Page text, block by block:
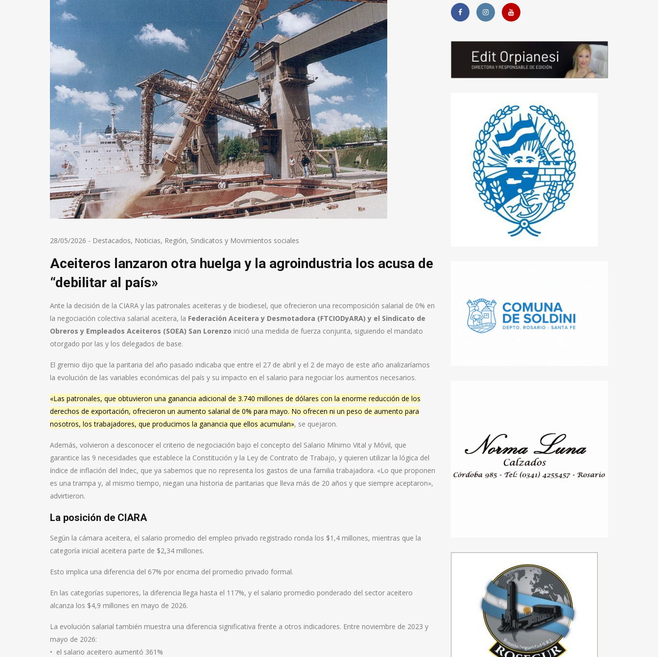
28/05/2026 - Destacados, Noticias, Región, Sindicatos y Movimientos sociales
Aceiteros lanzaron otra huelga y la agroindustria los acusa de
“debilitar al país»
Ante la decisión de la CIARA y las patronales aceiteras y de biodiesel, que ofrecieron una recomposición salarial de 0% en
la negociación colectiva salarial aceitera, la Federación Aceitera y Desmotadora (FTCIODyARA) y el Sindicato de
Obreros y Empleados Aceiteros (SOEA) San Lorenzo inició una medida de fuerza conjunta, siguiendo el mandato
otorgado por las y los delegados de base.
El gremio dijo que la paritaria del año pasado indicaba que entre el 27 de abril y el 2 de mayo de este año analizaríamos
la evolución de las variables económicas del país y su impacto en el salario para negociar los aumentos necesarios.
«Las patronales, que obtuvieron una ganancia adicional de 3.740 millones de dólares con la enorme reducción de los
derechos de exportación, ofrecieron un aumento salarial de 0% para mayo. No ofrecen ni un peso de aumento para
nosotros, los trabajadores, que producimos la ganancia que ellos acumulan», se quejaron.
Además, volvieron a desconocer el criterio de negociación bajo el concepto del Salario Mínimo Vital y Móvil, que
garantice las 9 necesidades que establece la Constitución y la Ley de Contrato de Trabajo, y quieren utilizar la lógica del
índice de inflación del Indec, que ya sabemos que no representa los gastos de una familia trabajadora. «Lo que proponen
es una trampa y, al mismo tiempo, niegan una historia de paritarias que lleva más de 20 años y que siempre aceptaron»,
advirtieron.
La posición de CIARA
Según la cámara aceitera, el salario promedio del empleo privado registrado ronda los $1,4 millones, mientras que la
categoría inicial aceitera parte de $2,34 millones.
Esto implica una diferencia del 67% por encima del promedio privado formal.
En las categorías superiores, la diferencia llega hasta el 117%, y el salario promedio ponderado del sector aceitero
alcanza los $4,9 millones en mayo de 2026.
La evolución salarial también muestra una diferencia significativa frente a otros indicadores. Entre noviembre de 2023 y
mayo de 2026:
•⁠ ⁠el salario aceitero aumentó 361%